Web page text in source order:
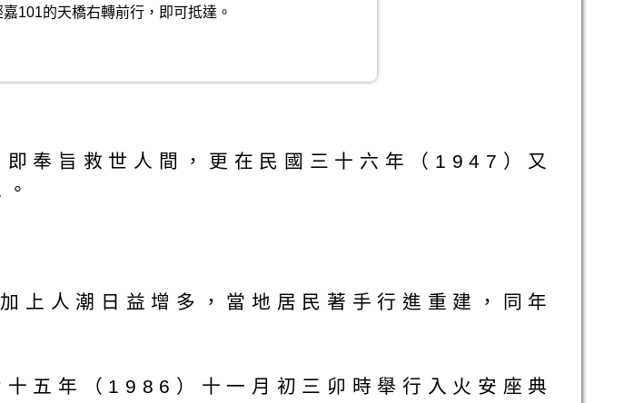
101的天橋右轉前行，即可抵達。
奉旨救世人間，更在民國三十六年（1947）又
上人潮日益增多，當地居民著手行進重建，同年
五年（1986）十一月初三卯時舉行入火安座典